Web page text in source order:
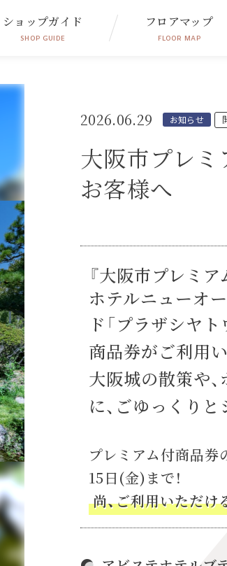
ショップガイド
SHOP GUIDE
フロアマップ
FLOOR MAP
2026.06.29 お知らせ
大阪市プレ
お客様へ
『大阪市プレミ
ホテルニューオ
ド「プラザシヤト
商品券がご利用
大阪城の散策や
に、ごゆっくり
プレミアム付商品
15日(金)まで！
尚、ご利用いただ